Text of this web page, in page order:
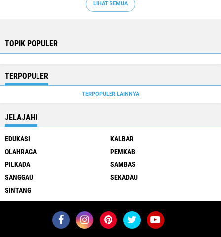
LIHAT SEMUA
TOPIK POPULER
TERPOPULER
TERPOPULER LAINNYA
JELAJAHI
EDUKASI
KALBAR
OLAHRAGA
PEMKAB
PILKADA
SAMBAS
SANGGAU
SEKADAU
SINTANG